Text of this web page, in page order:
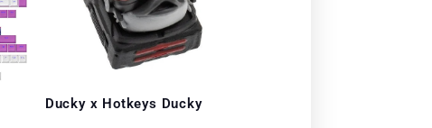
Ducky x Hotkeys Ducky